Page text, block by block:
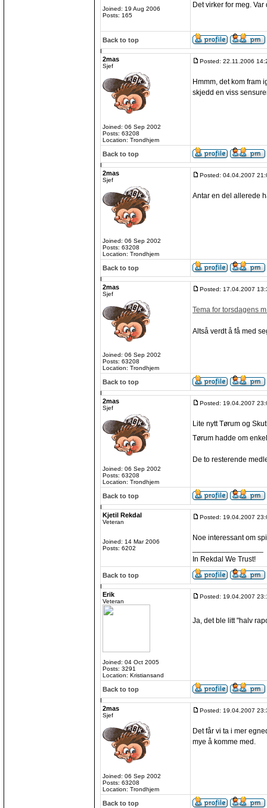
Joined: 19 Aug 2006
Posts: 165
Det virker for meg.
Back to top
2mas
Sjef
Joined: 06 Sep 2002
Posts: 63208
Location: Trondhjem
Posted: 22.11.2006
Hmmm, det kom fram
skjedd en viss
Back to top
2mas
Sjef
Joined: 06 Sep 2002
Posts: 63208
Location: Trondhjem
Posted: 04.04.2007
Antar en del allerede
Back to top
2mas
Sjef
Joined: 06 Sep 2002
Posts: 63208
Location: Trondhjem
Posted: 17.04.2007
Tema for torsdagens
Altså verdt å få med
Back to top
2mas
Sjef
Joined: 06 Sep 2002
Posts: 63208
Location: Trondhjem
Posted: 19.04.2007
Lite nytt Tørum og
Tørum hadde om
De to resterende
Back to top
Kjetil Rekdal
Veteran
Joined: 14 Mar 2006
Posts: 6202
Posted: 19.04.2007
Noe interessant om
In Rekdal We Trust!
Back to top
Erik
Veteran
Joined: 04 Oct 2005
Posts: 3291
Location: Kristiansand
Posted: 19.04.2007
Ja, det ble litt "halv
Back to top
2mas
Sjef
Joined: 06 Sep 2002
Posts: 63208
Location: Trondhjem
Posted: 19.04.2007
Det får vi ta i mer
mye å komme med.
Back to top